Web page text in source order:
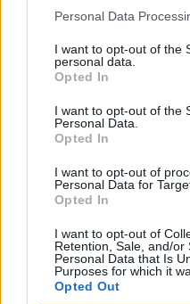
Personal Data
I want to opt-out of the
personal data.
Opted In
I want to opt-out of the
Personal Data.
Opted In
I want to opt-out of
Personal Data for
Opted In
I want to opt-out of
Retention, Sale, and/or
Personal Data that Is
Purposes for which it
Opted Out
Buvusi AAD vadovė
sutuoktinio įmonę
skyrė priedą prie
atlyginimo
Lietuva